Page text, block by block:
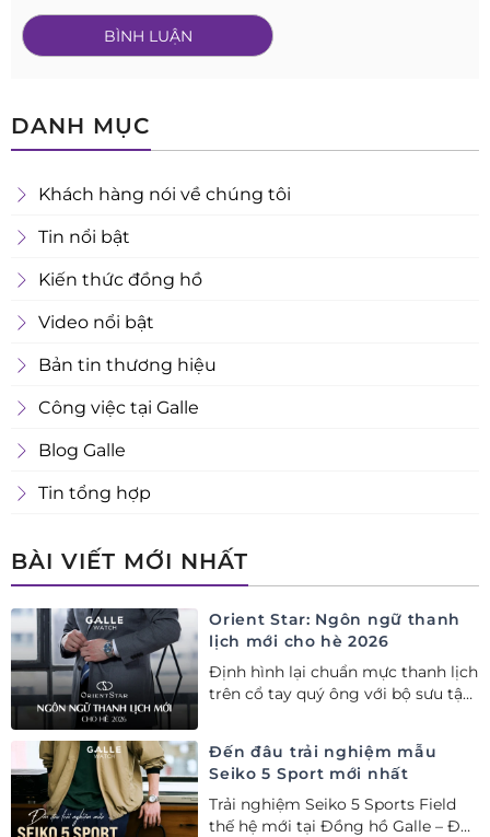
DANH MỤC
Khách hàng nói về chúng tôi
Tin nổi bật
Kiến thức đồng hồ
Video nổi bật
Bản tin thương hiệu
Công việc tại Galle
Blog Galle
Tin tổng hợp
BÀI VIẾT MỚI NHẤT
Orient Star: Ngôn ngữ thanh
lịch mới cho hè 2026
Định hình lại chuẩn mực thanh lịch
trên cổ tay quý ông với bộ sưu tập
Đến đâu trải nghiệm mẫu
Seiko 5 Sport mới nhất
Trải nghiệm Seiko 5 Sports Field
thế hệ mới tại Đồng hồ Galle – Đại